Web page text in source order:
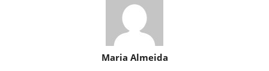
Maria Almeida